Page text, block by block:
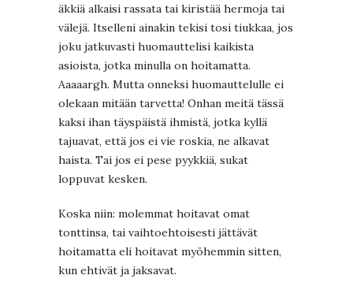
äkkiä alkaisi rassata tai kiristää hermoja tai
välejä. Itselleni ainakin tekisi tosi tiukkaa, jos
joku jatkuvasti huomauttelisi kaikista
asioista, jotka minulla on hoitamatta.
Aaaaargh. Mutta onneksi huomauttelulle ei
olekaan mitään tarvetta! Onhan meitä tässä
kaksi ihan täyspäistä ihmistä, jotka kyllä
tajuavat, että jos ei vie roskia, ne alkavat
haista. Tai jos ei pese pyykkiä, sukat
loppuvat kesken.
Koska niin: molemmat hoitavat omat
tonttinsa, tai vaihtoehtoisesti jättävät
hoitamatta eli hoitavat myöhemmin sitten,
kun ehtivät ja jaksavat.